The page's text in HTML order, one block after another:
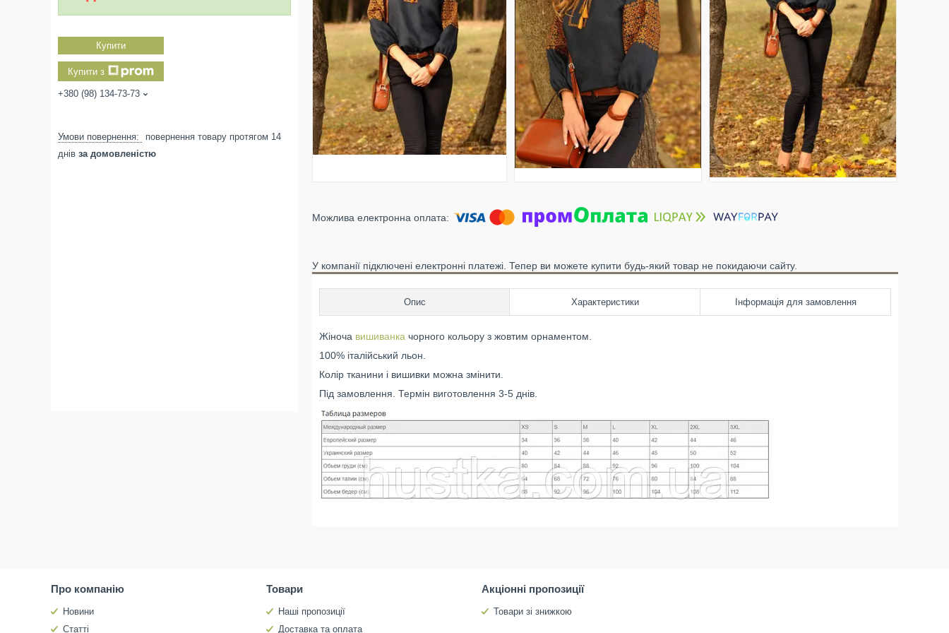
У компанії підключені електронні платежі. Тепер ви можете купити будь-який товар не покидаючи сайту.
Опис Характеристики Інформація для замовлення
Жіноча вишиванка чорного кольору з жовтим орнаментом.
100% італійський льон.
Колір тканини і вишивки можна змінити.
Під замовлення. Термін виготовлення 3-5 днів.
Купити
Купити з
+380 (98) 134-73-73
повернення товару протягом 14
днів за домовленістю
Про компанію
Новини
Статті
Товари
Наші пропозиції
Доставка та оплата
Акціонні пропозиції
Товари зі знижкою